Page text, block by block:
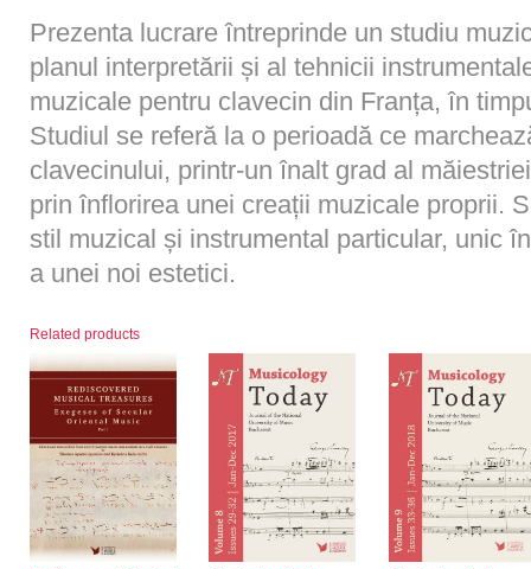
Prezenta lucrare întreprinde un studiu
planul interpretării și al tehnicii
muzicale pentru clavecin din Franța, în
Studiul se referă la o perioadă ce
clavecinului, printr-un înalt grad al
prin înflorirea unei creații muzicale proprii.
stil muzical și instrumental particular, unic
a unei noi estetici.
Related products